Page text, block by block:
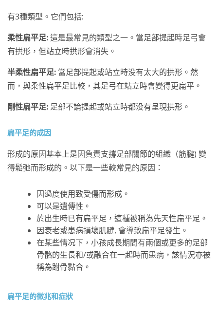
有3種類型。它們包括:
柔性扁平足:這是最常見的類型之一。當足部提起時足弓會
有拱形，但站立時拱形會消失。
半柔性扁平足: 當足部提起或站立時没有太大的拱形。然
而，與柔性扁平足比較，其足弓在站立時會變得更扁平。
剛性扁平足: 足部不論提起或站立時都没有呈現拱形。
扁平足的成因
形成的原因基本上是因負責支撐足部關節的組織（筋腱) 變
得鬆弛而形成的。以下是一些較常見的原因：
因過度使用致受傷而形成。
可以是遺傳性。
於出生時已有扁平足，這種被稱為先天性扁平足。
因衰老或患病損壞肌腱, 會導致扁平足發生。
在某些情况下，小孩成長期間有兩個或更多的足部
骨骼的生長和/或融合在一起時而患病，該情況亦被
稱為跗骨黏合。
扁平足的徵兆和症狀